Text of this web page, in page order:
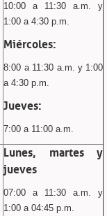
10:00 a 11:30 a.m. y
1:00 a 4:30 p.m.
Miércoles:
8:00 a 11:30 a.m. y 1:00
a 4:30 p.m.
Jueves:
7:00 a 11:00 a.m.
Lunes, martes y
jueves
07:00 a 11:30 a.m. y
1:00 a 04:45 p.m.